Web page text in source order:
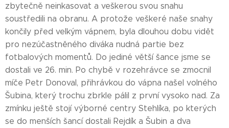
zbytečně neinkasovat a veškerou svou snahu
soustředili na obranu. A protože veškeré naše snahy
končily před velkým vápnem, byla dlouhou dobu vidět
pro nezúčastněného diváka nudná partie bez
fotbalových momentů. Do jediné větší šance jsme se
dostali ve 26. min. Po chybě v rozehrávce se zmocnil
míče Petr Donoval, přihrávkou do vápna našel volného
Šubina, který trochu zbrkle pálil z první vysoko nad. Za
zmínku ještě stojí výborné centry Stehlíka, po kterých
se do menších šancí dostali Rejdík a Šubin a dva